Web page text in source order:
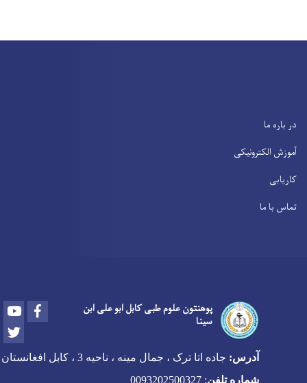
در باره ما
آموزش الکترونیکی
کاریابی
تماس با ما
پوهنتون علوم طبی کابل ابو علی ابن
سینا
Youtube
آدرس: جاده اتا ترک ، جمال مینه ، ناحیه 3 ، کابل افغانستان
شماره تلفن: